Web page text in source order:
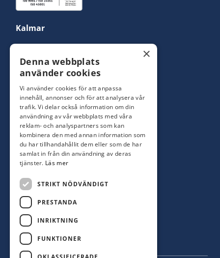
Kalmar
Yrkesbutik: 0480-44 28 08
info@hagblomsfarghandel.nu
Torsåsgatan 9
392 39 Kalmar
Färjestaden
0485-310 71
oland@hagblomsfarghandel.nu
Storgatan 34
386 30 Färjestaden
×
Denna webbplats
använder cookies
Vi använder cookies för att anpassa
innehåll, annonser och för att analysera vår
trafik. Vi delar också information om din
användning av vår webbplats med våra
reklam- och analyspartners som kan
kombinera den med annan information som
du har tillhandahållit dem eller som de har
samlat in från din användning av deras
tjänster. Läs mer
STRIKT NÖDVÄNDIGT
PRESTANDA
INRIKTNING
FUNKTIONER